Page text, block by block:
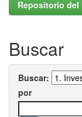
Repositorio del
Buscar
Buscar:
por